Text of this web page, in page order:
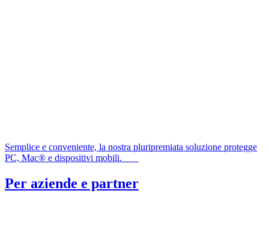
Semplice e conveniente, la nostra pluripremiata soluzione protegge
PC, Mac® e dispositivi mobili.
Per aziende e partner